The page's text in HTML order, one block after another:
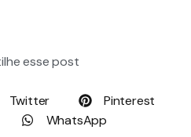
esse post
Twitter
Pinterest
WhatsApp